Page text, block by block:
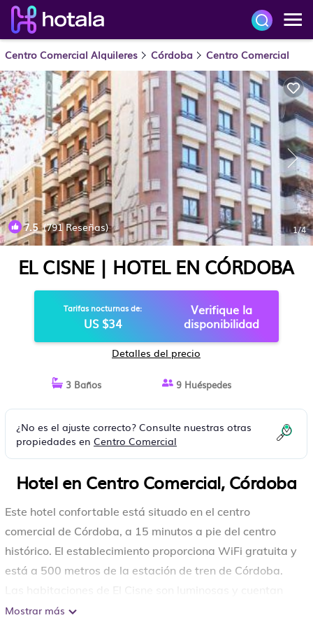
Centro Comercial Alquileres Córdoba Centro Comercial
7.5(791 Reseñas) 1/4
EL CISNE | HOTEL EN CÓRDOBA
Tarifas nocturnas de:
US $34
Verifique la
disponibilidad
Detalles del precio
3 Baños 9 Huéspedes
¿No es el ajuste correcto? Consulte nuestras otras
propiedades en Centro Comercial
Hotel en Centro Comercial, Córdoba
Este hotel confortable está situado en el centro
comercial de Córdoba, a 15 minutos a pie del centro
histórico. El establecimiento proporciona WiFi gratuita y
está a 500 metros de la estación de tren de Córdoba.
Las habitaciones de El Cisne son luminosas y cuentan
con aire acondicionado, TV de pantalla plana, escritorio
Mostrar más